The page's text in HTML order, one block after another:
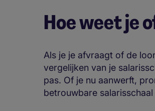
Hoe weet je
Als je je afvraagt of de
vergelijken van je
pas. Of je nu aanwerft,
betrouwbare